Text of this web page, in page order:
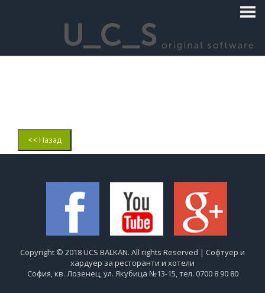
<< Назад
Copyright © 2018 UCS BALKAN. All rights Reserved | Софтуер и
хардуер за ресторанти и хотели
София, кв. Лозенец, ул. Якубица №13-15, тел. 0700 8 90 80